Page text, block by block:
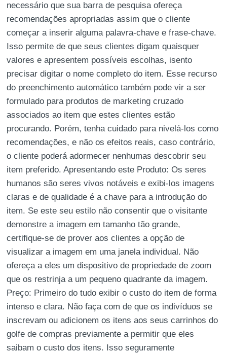
necessário que sua barra de pesquisa ofereça
recomendações apropriadas assim que o cliente
começar a inserir alguma palavra-chave e frase-chave.
Isso permite de que seus clientes digam quaisquer
valores e apresentem possíveis escolhas, isento
precisar digitar o nome completo do item. Esse recurso
do preenchimento automático também pode vir a ser
formulado para produtos de marketing cruzado
associados ao item que estes clientes estão
procurando. Porém, tenha cuidado para nivelá-los como
recomendações, e não os efeitos reais, caso contrário,
o cliente poderá adormecer nenhumas descobrir seu
item preferido. Apresentando este Produto: Os seres
humanos são seres vivos notáveis e exibi-los imagens
claras e de qualidade é a chave para a introdução do
item. Se este seu estilo não consentir que o visitante
demonstre a imagem em tamanho tão grande,
certifique-se de prover aos clientes a opção de
visualizar a imagem em uma janela individual. Não
ofereça a eles um dispositivo de propriedade de zoom
que os restrinja a um pequeno quadrante da imagem.
Preço: Primeiro do tudo exibir o custo do item de forma
intenso e clara. Não faça com de que os indivíduos se
inscrevam ou adicionem os itens aos seus carrinhos do
golfe de compras previamente a permitir que eles
saibam o custo dos itens. Isso seguramente